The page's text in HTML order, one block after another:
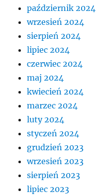
październik 2024
wrzesień 2024
sierpień 2024
lipiec 2024
czerwiec 2024
maj 2024
kwiecień 2024
marzec 2024
luty 2024
styczeń 2024
grudzień 2023
wrzesień 2023
sierpień 2023
lipiec 2023